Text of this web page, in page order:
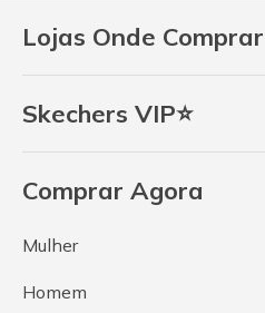
Lojas Onde Comprar
Skechers VIP⭐
Comprar Agora
Mulher
Homem